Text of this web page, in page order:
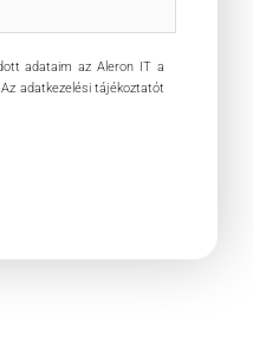
adataim az Aleron IT a
adatkezelési tájékoztatót